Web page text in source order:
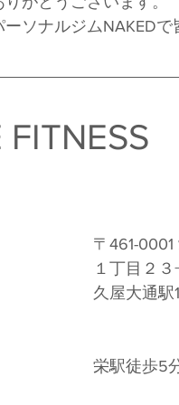
ソナルジムNAKED
FITNESS
〒461-
１丁目２
久屋大通駅
栄駅徒歩5